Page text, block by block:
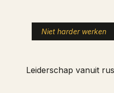
Niet harder werken
Leiderschap vanuit